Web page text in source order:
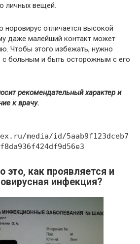
личных вещей.
норовирус отличается высокой
даже малейший контакт может
Чтобы этого избежать, нужно
с больным и быть осторожным с его
рекомендательный характер и
к врачу.
media/id/5aab9f123dceb7
это, как проявляется и
инфекция?